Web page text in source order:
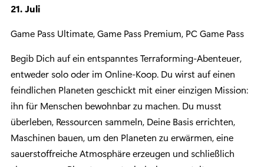
21. Juli
Game Pass Ultimate, Game Pass Premium, PC Game Pass
Begib Dich auf ein entspanntes Terraforming-Abenteuer,
entweder solo oder im Online-Koop. Du wirst auf einen
feindlichen Planeten geschickt mit einer einzigen Mission:
ihn für Menschen bewohnbar zu machen. Du musst
überleben, Ressourcen sammeln, Deine Basis errichten,
Maschinen bauen, um den Planeten zu erwärmen, eine
sauerstoffreiche Atmosphäre erzeugen und schließlich